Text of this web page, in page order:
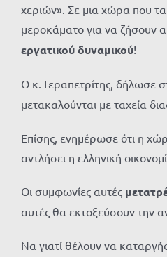
χεριών». Σε μια χώρα που τα
μεροκάματο για να ζήσουν
εργατικού δυναμικού!
Ο κ. Γεραπετρίτης, δήλωσε
μετακαλούνται με ταχεία
Επίσης, ενημέρωσε ότι η
αντλήσει η ελληνική
Οι συμφωνίες αυτές
αυτές θα εκτοξεύσουν την
Να γιατί θέλουν να